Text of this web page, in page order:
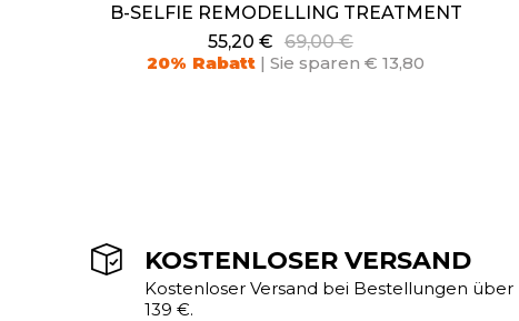
B-SELFIE REMODELLING TREATMENT
55,20 € 69,00 €
20% Rabatt | Sie sparen € 13,80
KOSTENLOSER VERSAND
Kostenloser Versand bei Bestellungen über
139 €.